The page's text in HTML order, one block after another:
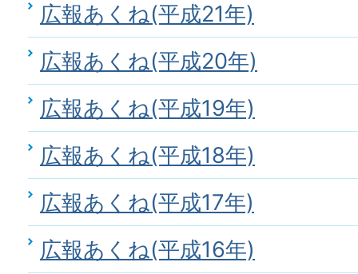
広報あくね(平成21年)
広報あくね(平成20年)
広報あくね(平成19年)
広報あくね(平成18年)
広報あくね(平成17年)
広報あくね(平成16年)